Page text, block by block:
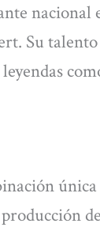
nacional
Su